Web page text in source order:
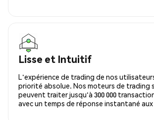
Lisse et Intuitif
L'expérience de trading de nos
priorité absolue. Nos moteurs de trading
peuvent traiter jusqu'à 300 000
avec un temps de réponse instantané